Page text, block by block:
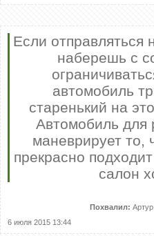
РµСЃС‚СЊ
РєРѕРјРјРµРЅС‚Р°СЂРёРё
22-08-2015, 12:10
0
РєРѕРјРјРµРЅС‚Р°СЂРёРё
СЂР°Р·СЂРµС€РµРЅС‹
[xfgiven_xfield]
[xfvalue_xfield]
[/xfgiven_xfield]
[xfnotgiven_xfield]Р”РѕРїРїРѕР»Рµ
РЅРµ
Р·Р°РїРѕР»РЅРµРЅРѕ[/
Если отправляться
наберешь с
автомобиль
старенький на
Автомобиль для
маневрирует то,
прекрасно
салон
Похвалил: Артур
6 июля 2015 13:44